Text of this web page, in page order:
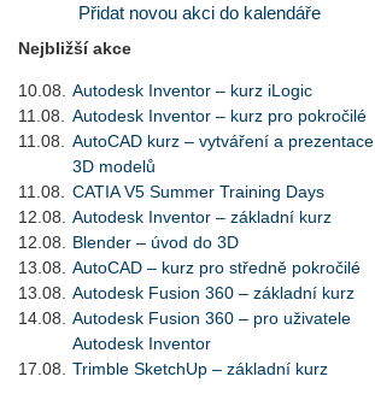
Přidat novou akci do kalendáře
Nejbližší akce
10.08.
Autodesk Inventor – kurz iLogic
11.08.
Autodesk Inventor – kurz pro pokročilé
11.08.
AutoCAD kurz – vytváření a prezentace
3D modelů
11.08.
CATIA V5 Summer Training Days
12.08.
Autodesk Inventor – základní kurz
12.08.
Blender – úvod do 3D
13.08.
AutoCAD – kurz pro středně pokročilé
13.08.
Autodesk Fusion 360 – základní kurz
14.08.
Autodesk Fusion 360 – pro uživatele
Autodesk Inventor
17.08.
Trimble SketchUp – základní kurz